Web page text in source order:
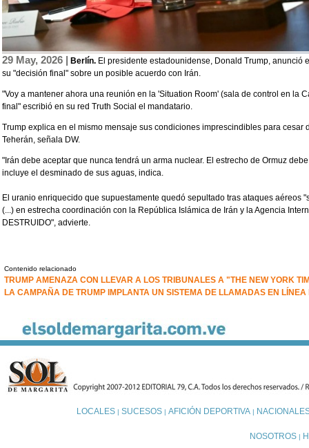
29 May, 2026 | Berlín. El presidente estadounidense, Donald Trump, anunció
su "decisión final" sobre un posible acuerdo con Irán.
"Voy a mantener ahora una reunión en la 'Situation Room' (sala de control en la
final" escribió en su red Truth Social el mandatario.
Trump explica en el mismo mensaje sus condiciones imprescindibles para cesar
Teherán, señala DW.
"Irán debe aceptar que nunca tendrá un arma nuclear. El estrecho de Ormuz
incluye el desminado de sus aguas, indica.
El uranio enriquecido que supuestamente quedó sepultado tras ataques aéreos
(...) en estrecha coordinación con la República Islámica de Irán y la Agencia
DESTRUIDO", advierte.
Contenido relacionado
TRUMP AMENAZA CON LLEVAR A LOS TRIBUNALES A "THE NEW YORK
LA CAMPAÑA DE TRUMP IMPLANTA UN SISTEMA DE LLAMADAS EN LÍNEA
LOCALES| SUCESOS| AFICIÓN DEPORTIVA|
NOSOTROS |